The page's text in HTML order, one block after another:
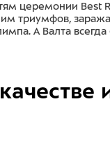
церемонии Best
триумфов,
А Валта